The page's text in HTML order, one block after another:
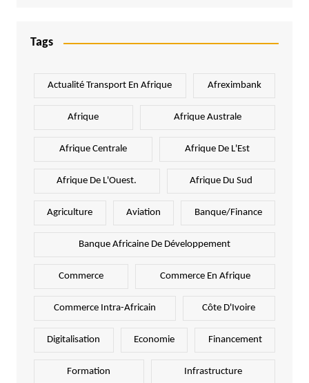
Tags
Actualité Transport En Afrique Afreximbank
Afrique Afrique Australe
Afrique Centrale Afrique De L'Est
Afrique De L'Ouest. Afrique Du Sud
Agriculture Aviation Banque/Finance
Banque Africaine De Développement
Commerce Commerce En Afrique
Commerce Intra-Africain Côte D'Ivoire
Digitalisation Economie Financement
Formation Infrastructure